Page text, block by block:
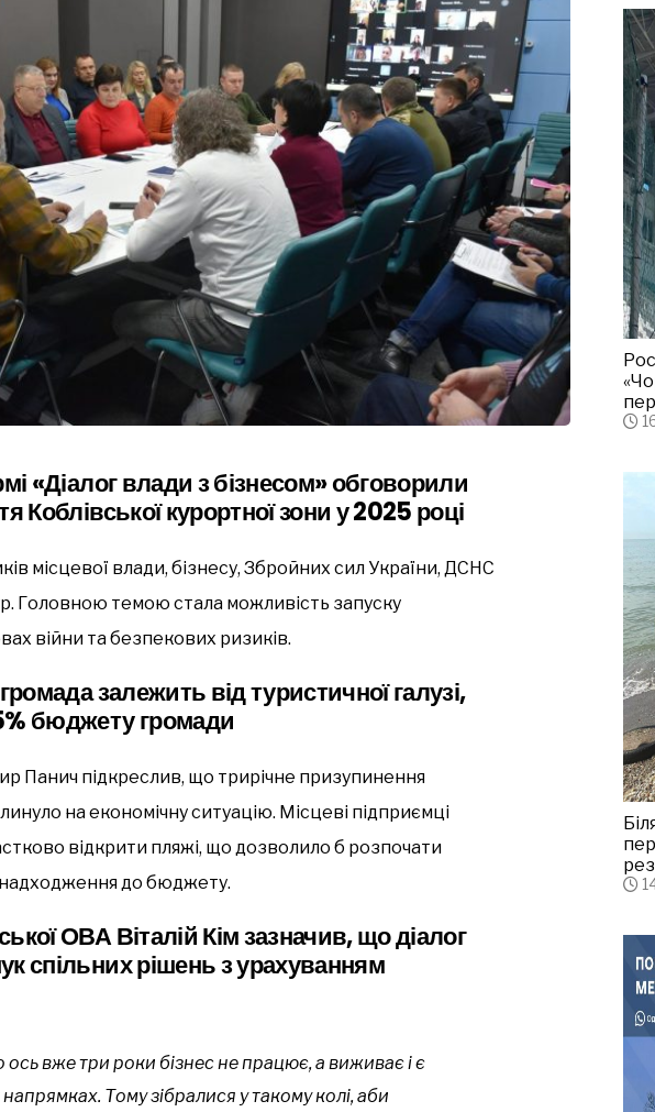
«Діалог влади з бізнесом» обговорили
Коблівської курортної зони у 2025 році
місцевої влади, бізнесу, Збройних сил України, ДСНС
Головною темою стала можливість запуску
війни та безпекових ризиків.
залежить від туристичної галузі,
бюджету громади
Панич підкреслив, що трирічне призупинення
на економічну ситуацію. Місцеві підприємці
відкрити пляжі, що дозволило б розпочати
надходження до бюджету.
ОВА Віталій Кім зазначив, що діалог
спільних рішень з урахуванням
вже три роки бізнес не працює, а виживає і є
Тому зібралися у такому колі, аби